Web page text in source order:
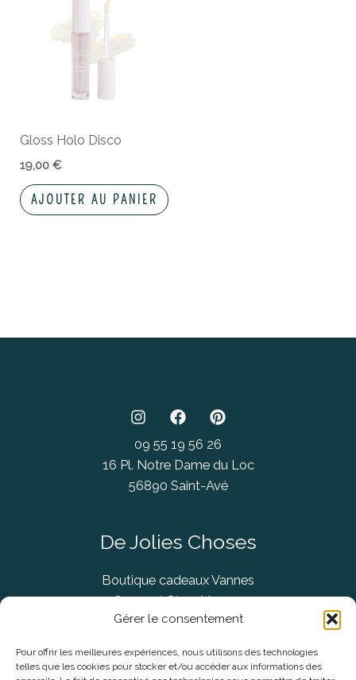
Gérer le consentement
Pour offrir les meilleures expériences, nous utilisons des technologies
telles que les cookies pour stocker et/ou accéder aux informations des
Gloss Holo Disco
19,00€
AJOUTER AU PANIER
09 55 19 56 26
16 Pl. Notre Dame du Loc
56890 Saint-Avé
De Jolies Choses
Boutique cadeaux Vannes
Concept Store Vannes